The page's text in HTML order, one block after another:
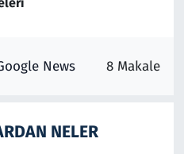
8 Makale
NELER